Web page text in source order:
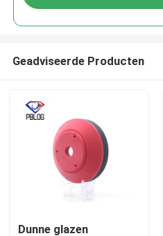
Geadviseerde Producten
Dunne glazen